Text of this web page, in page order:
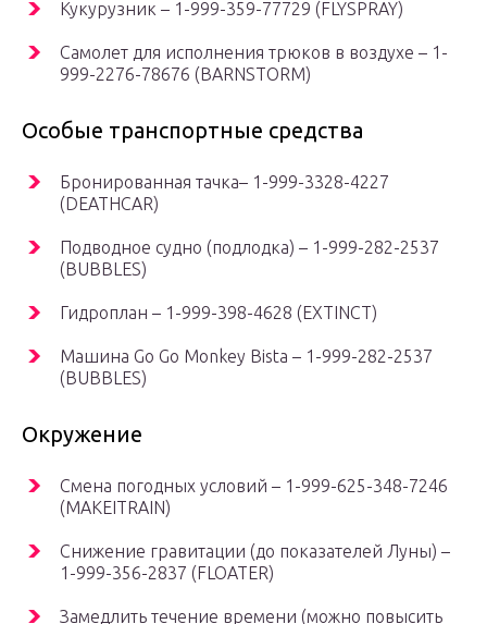
Кукурузник – 1-999-359-77729 (FLYSPRAY)
Самолет для исполнения трюков в воздухе – 1-
999-2276-78676 (BARNSTORM)
Особые транспортные средства
Бронированная тачка– 1-999-3328-4227
(DEATHCAR)
Подводное судно (подлодка) – 1-999-282-2537
(BUBBLES)
Гидроплан – 1-999-398-4628 (EXTINCT)
Машина Go Go Monkey Bista – 1-999-282-2537
(BUBBLES)
Окружение
Смена погодных условий – 1-999-625-348-7246
(MAKEITRAIN)
Снижение гравитации (до показателей Луны) –
1-999-356-2837 (FLOATER)
Замедлить течение времени (можно повысить